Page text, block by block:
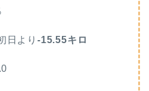
日より -15.55キロ